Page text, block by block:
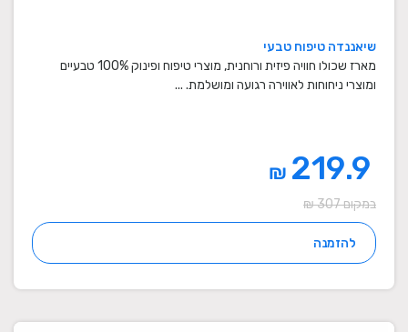
שיאננדה טיפוח טבעי
מארז שכולו חוויה פיזית ורוחנית, מוצרי טיפוח ופינוק 100% טבעיים
ומוצרי ניחוחות לאווירה רגועה ומושלמת. ...
219.9
₪
במקום 307 ₪
להזמנה